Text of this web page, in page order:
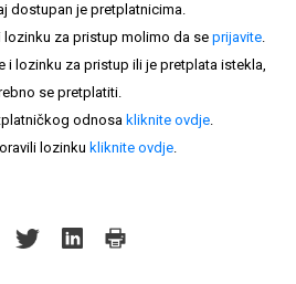
dostupan je pretplatnicima.
za pristup molimo da se prijavite.
i lozinku za pristup ili je pretplata istekla,
se pretplatiti.
odnosa kliknite ovdje.
lozinku kliknite ovdje.